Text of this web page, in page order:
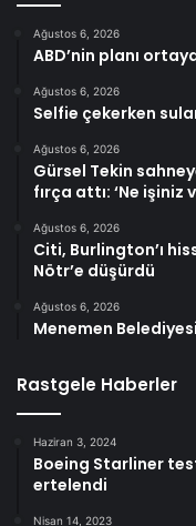
Ağustos 6, 2026
ABD’nin planı
Ağustos 6, 2026
Selfie çekerken
Ağustos 6, 2026
Gürsel Tekin
fırça attı: ‘Ne işiniz
Ağustos 6, 2026
Citi, Burlington’ı
Nötr’e düşürdü
Ağustos 6, 2026
Menemen
Rastgele Haberler
Haziran 3, 2024
Boeing Starliner
ertelendi
Nisan 14, 2023